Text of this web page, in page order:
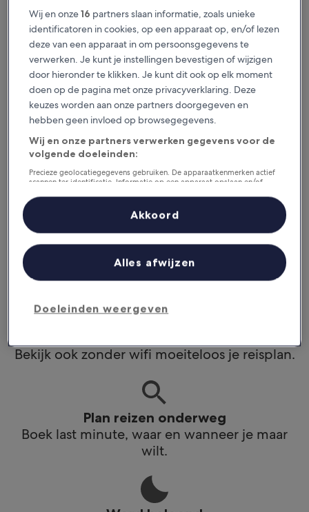
Redenen om onze app te
downloaden
Bespaar nog meer
Krijg kortingen op geselecteerde hotels in de
Bekijk ook zonder wifi moeiteloos je reisplan.
Plan reizen onderweg
Boek last minute, waar en wanneer je maar
wilt.
Wij en onze16 partners slaan informatie, zoals unieke
identificatoren in cookies, op een apparaat op, en/of lezen
deze van een apparaat in om persoonsgegevens te
verwerken. Je kunt je instellingen bevestigen of wijzigen
door hieronder te klikken. Je kunt dit ook op elk moment
doen op de pagina met onze privacyverklaring. Deze
keuzes worden aan onze partners doorgegeven en
hebben geen invloed op browsegegevens.
Wij en onze partners verwerken gegevens voor de
volgende doeleinden:
Precieze geolocatiegegevens gebruiken. De apparaatkenmerken actief
scannen ter identificatie. Informatie op een apparaat opslaan en/of
contentmetingen, doelgroepenonderzoek en ontwikkeling van
Doeleinden weergeven
Alles afwijzen
Akkoord